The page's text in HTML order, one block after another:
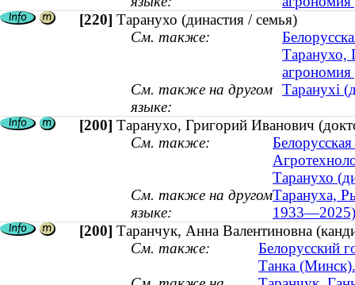
[220] Таранухо (династия / семья)
См. также:
Таранухо,
См. также на другом
языке:
Таранухі
[200] Таранухо, Григорий Иванович
См. также:
Таранухо
См. также на другом
языке:
Тарануха,
1933—2025)
[200] Таранчук, Анна Валентиновна
См. также:
Белорусский
Танка (Минск).